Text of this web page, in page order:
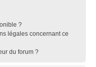
?
légales concernant ce
du forum ?